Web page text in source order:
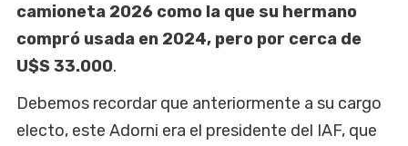
camioneta 2026 como la que su hermano
compró usada en 2024, pero por cerca de
U$S 33.000.
Debemos recordar que anteriormente a su cargo
electo, este Adorni era el presidente del IAF, que